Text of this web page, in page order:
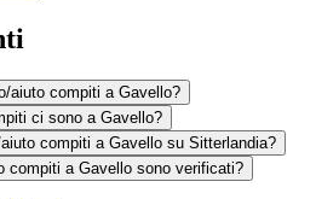
aiuto compiti a Gavello?
ci sono a Gavello?
compiti a Gavello su Sitterlandia?
compiti a Gavello sono verificati?